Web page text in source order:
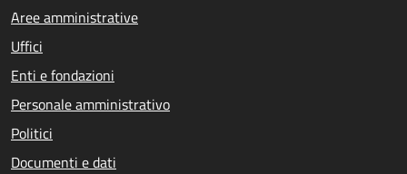
Aree amministrative
Uffici
Enti e fondazioni
Personale amministrativo
Politici
Documenti e dati